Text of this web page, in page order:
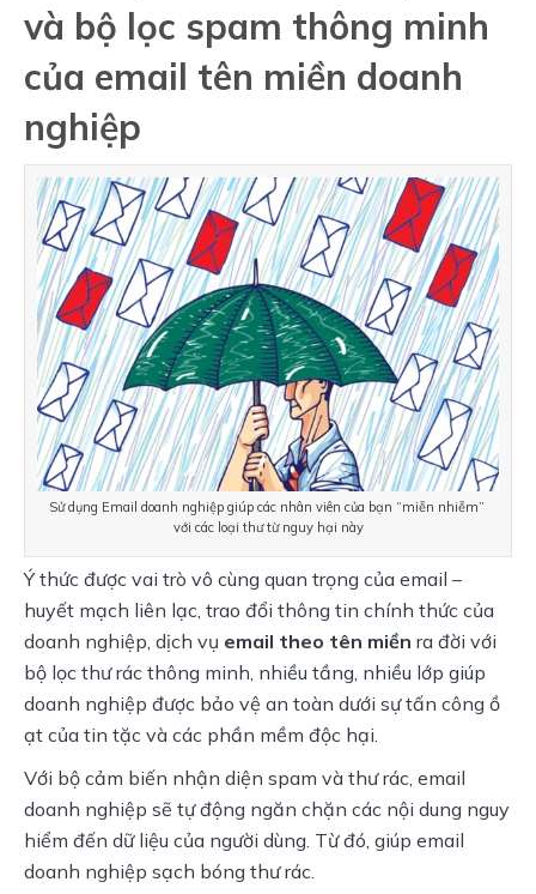
và bộ lọc spam thông minh
của email tên miền doanh
nghiệp
Sử dụng Email doanh nghiệp giúp các nhân viên của bạn “miễn nhiễm”
với các loại thư từ nguy hại này
Ý thức được vai trò vô cùng quan trọng của email –
huyết mạch liên lạc, trao đổi thông tin chính thức của
doanh nghiệp, dịch vụ email theo tên miền ra đời với
bộ lọc thư rác thông minh, nhiều tầng, nhiều lớp giúp
doanh nghiệp được bảo vệ an toàn dưới sự tấn công ồ
ạt của tin tặc và các phần mềm độc hại.
Với bộ cảm biến nhận diện spam và thư rác, email
doanh nghiệp sẽ tự động ngăn chặn các nội dung nguy
hiểm đến dữ liệu của người dùng. Từ đó, giúp email
doanh nghiệp sạch bóng thư rác.